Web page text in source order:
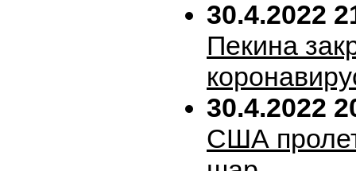
30.4.2022
Пекина
30.4.2022
США